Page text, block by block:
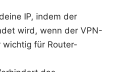
IP, indem der
wird, wenn der VPN-
wichtig für Router-